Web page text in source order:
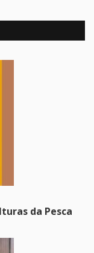
da Pesca